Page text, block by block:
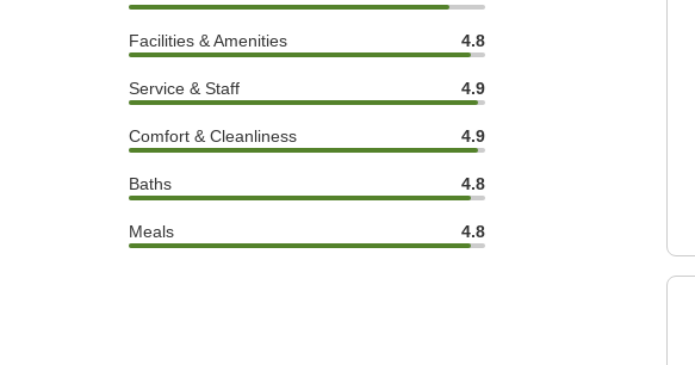
Facilities & Amenities 4.8
Service & Staff 4.9
Comfort & Cleanliness 4.9
Baths 4.8
Meals 4.8